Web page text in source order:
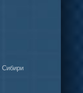
Сибири